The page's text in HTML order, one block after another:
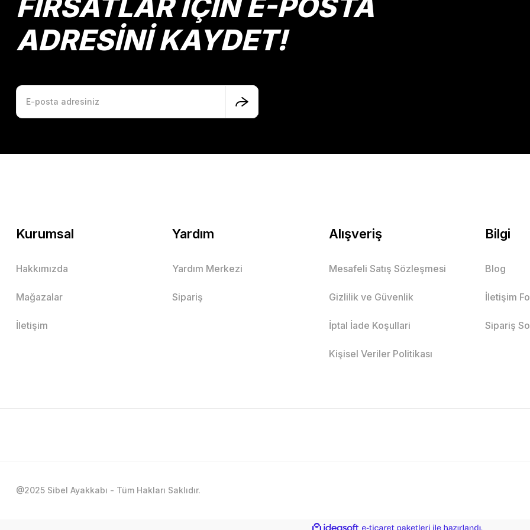
ADRESİNİ KAYDET!
Kurumsal
Hakkımızda
Mağazalar
İletişim
Yardım
Yardım Merkezi
Sipariş
Alışveriş
Mesafeli Satış Sözleşmesi
Gizlilik ve Güvenlik
İptal İade Koşullari
Kişisel Veriler Politikası
Bilgi
Blog
İletişim
Sipariş
@2025 Sibel Ayakkabı - Tüm Hakları Saklıdır.
ideasoft e-